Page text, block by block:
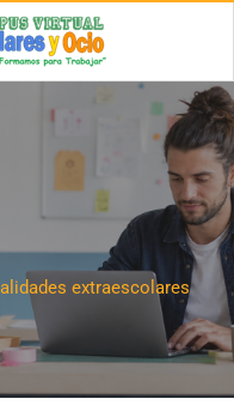
extraescolares